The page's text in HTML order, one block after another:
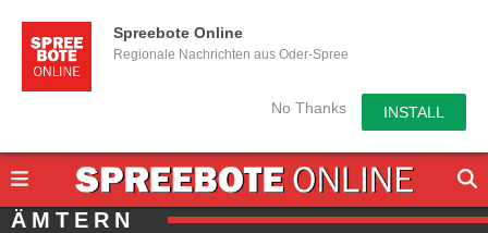
Spreebote Online
Regionale Nachrichten aus Oder-Spree
No Thanks INSTALL
ÄMTERN